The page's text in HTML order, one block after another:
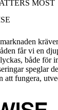
MOST
får vi en
både för
speglar
att fungera,